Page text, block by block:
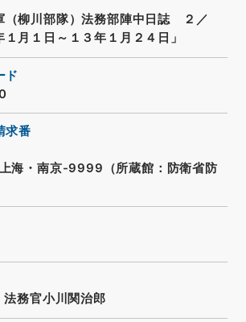
（柳川部隊）法務部陣中日誌 ２／
月１日～１３年１月２４日」
ド
求番
海・南京-9999（所蔵館：防衛省防
務官小川関治郎